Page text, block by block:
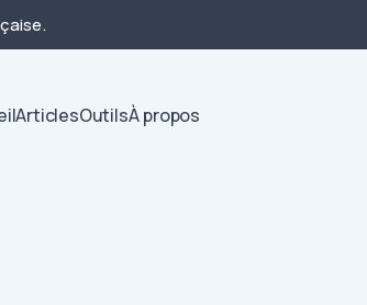
ArticlesOutilsÀ propos